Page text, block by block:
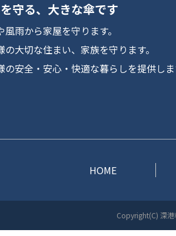
守る、大きな傘です
雨から家屋を守ります。
大切な住まい、家族を守ります。
の安全・安心・快適な暮らしを提供し
HOME
Copyright(C) 深